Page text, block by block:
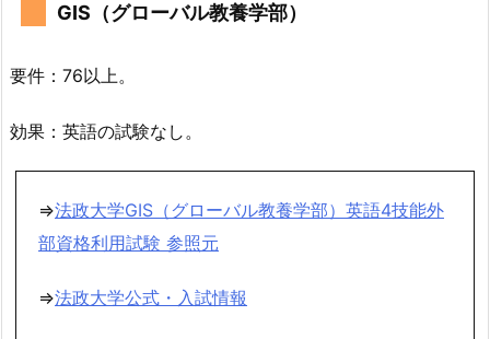
GIS（グローバル教養学部）
要件：76以上。
効果：英語の試験なし。
⇒法政大学GIS（グローバル教養学部）英語4技能外
部資格利用試験 参照元
⇒法政大学公式・入試情報